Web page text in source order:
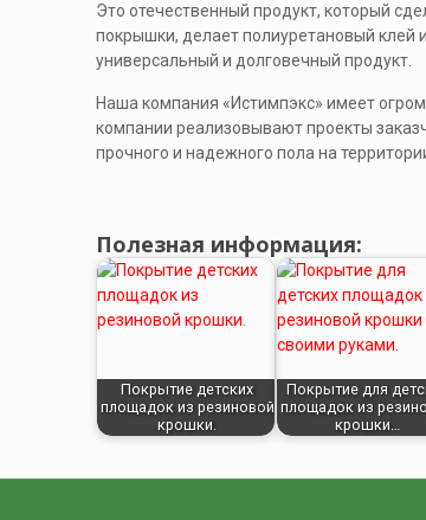
Это отечественный продукт, который
покрышки, делает полиуретановый клей
универсальный и долговечный продукт.
Наша компания «Истимпэкс» имеет
компании реализовывают проекты
прочного и надежного пола на
Полезная информация:
Покрытие детских
площадок из резиновой
крошки.
Покрытие для
площадок из
крошки…